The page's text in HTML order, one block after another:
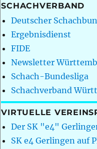
SCHACHVERBAND
Deutscher
Ergebnisdienst
FIDE
Newsletter
Schach-Bundesliga
Schachverband
VIRTUELLE
Der SK "e4"
SK e4 Gerlingen auf